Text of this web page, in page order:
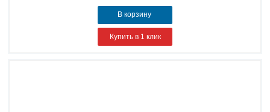
В корзину
Купить в 1 клик